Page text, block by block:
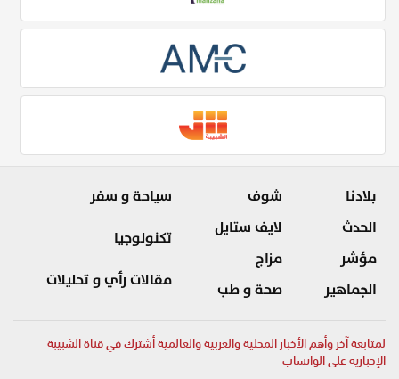
بلادنا
الحدث
مؤشر
الجماهير
شوف
لايف ستايل
مزاج
صحة و طب
سياحة و سفر
تكنولوجيا
مقالات رأي و تحليلات
لمتابعة آخر وأهم الأخبار المحلية والعربية والعالمية أشترك في قناة الشبيبة
الإخبارية على الواتساب